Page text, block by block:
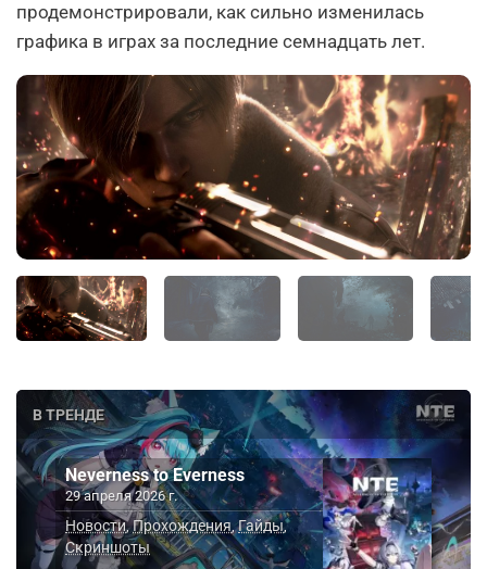
продемонстрировали, как сильно изменилась
графика в играх за последние семнадцать лет.
В ТРЕНДЕ
Neverness to Everness
29 апреля 2026 г.
Новости,Прохождения ,Гайды,
Скриншоты